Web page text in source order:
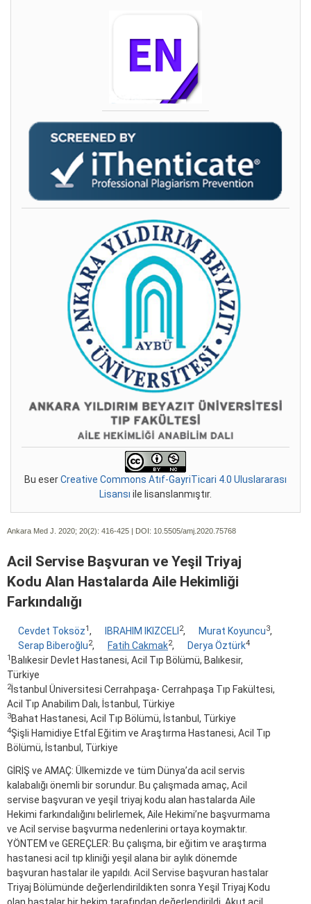
Bu eserCreative Commons Atıf-GayriTicari 4.0 Uluslararası
Lisansı ile lisanslanmıştır.
Ankara Med J. 2020; 20(2): 416-425 | DOI: 10.5505/amj.2020.75768
Acil Servise Başvuran ve Yeşil Triyaj
Kodu Alan Hastalarda Aile Hekimliği
Farkındalığı
Cevdet Toksöz1, IBRAHIM IKIZCELI 2, Murat Koyuncu3,
Serap Biberoğlu2, Fatih Cakmak2, Derya Öztürk4
1 Balıkesir Devlet Hastanesi, Acil Tıp Bölümü, Balıkesir,
Türkiye
2İstanbul Üniversitesi Cerrahpaşa- Cerrahpaşa Tıp Fakültesi,
Acil Tıp Anabilim Dalı, İstanbul, Türkiye
3Bahat Hastanesi, Acil Tıp Bölümü, İstanbul, Türkiye
4Şişli Hamidiye Etfal Eğitim ve Araştırma Hastanesi, Acil Tıp
Bölümü, İstanbul, Türkiye
GİRİŞ ve AMAÇ: Ülkemizde ve tüm Dünya’da acil servis
kalabalığı önemli bir sorundur. Bu çalışmada amaç, Acil
servise başvuran ve yeşil triyaj kodu alan hastalarda Aile
Hekimi farkındalığını belirlemek, Aile Hekimi’ne başvurmama
ve Acil servise başvurma nedenlerini ortaya koymaktır.
YÖNTEM ve GEREÇLER: Bu çalışma, bir eğitim ve araştırma
hastanesi acil tıp kliniği yeşil alana bir aylık dönemde
başvuran hastalar ile yapıldı. Acil Servise başvuran hastalar
Triyaj Bölümünde değerlendirildikten sonra Yeşil Triyaj Kodu
olan hastalar bir hekim tarafından değerlendirildi. Akut acil